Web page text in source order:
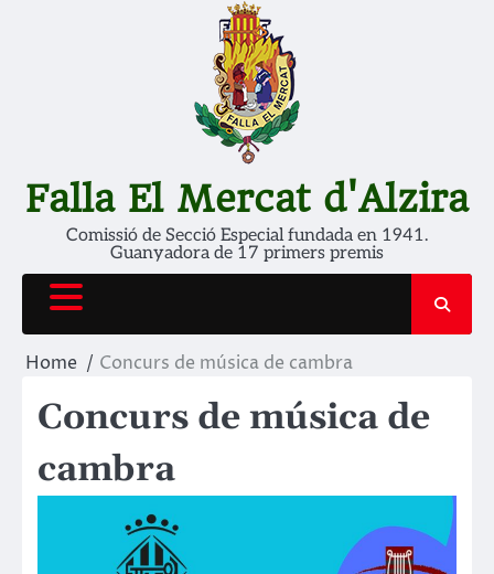
Falla El Mercat d'Alzira
Comissió de Secció Especial fundada en 1941.
Guanyadora de 17 primers premis
Home Concurs de música de cambra
Concurs de música de
cambra